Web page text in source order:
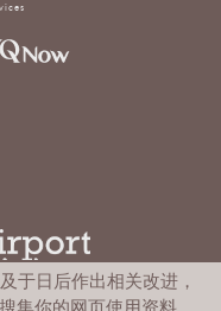
于日后作出相关改进，